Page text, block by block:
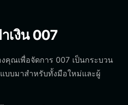
เงิน 007
งคุณเพื่อจัดการ 007 เป็นกระบวน
บบมาสำหรับทั้งมือใหม่และผู้